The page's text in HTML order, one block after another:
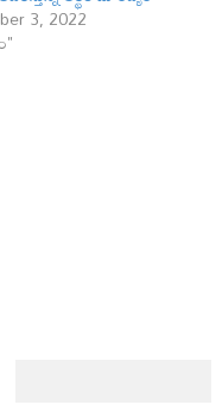
3, 2022